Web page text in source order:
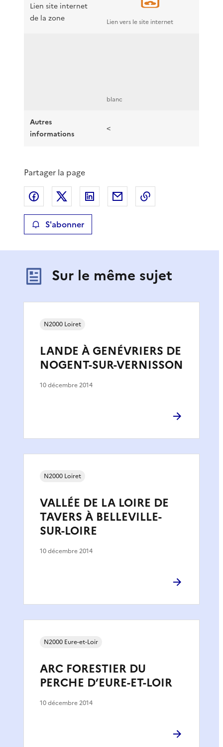
Lien site internet
de la zone
Lien vers le site internet
blanc
Autres
informations
<
Partager la page
Partager sur Facebook
Partager sur XPartager sur LinkedIn
Partager par email
S'abonner
Sur le même sujet
LANDE À GENÉVRIERS DE
NOGENT-SUR-VERNISSON
N2000 Loiret
10 décembre 2014
VALLÉE DE LA LOIRE DE
TAVERS À BELLEVILLE-
SUR-LOIRE
N2000 Loiret
10 décembre 2014
ARC FORESTIER DU
PERCHE D’EURE-ET-LOIR
N2000 Eure-et-Loir
10 décembre 2014